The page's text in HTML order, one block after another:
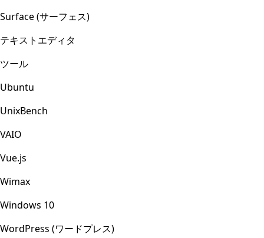
Surface (サーフェス)
テキストエディタ
ツール
Ubuntu
UnixBench
VAIO
Vue.js
Wimax
Windows 10
WordPress (ワードプレス)